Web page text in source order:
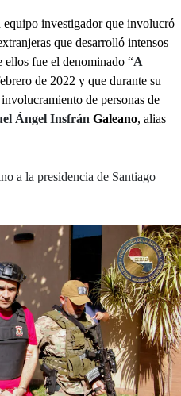
investigador que involucró
que desarrolló intensos
ellos fue el denominado “A
de 2022 y que durante su
de personas de
Ángel Insfrán Galeano, alias
a la presidencia de Santiago